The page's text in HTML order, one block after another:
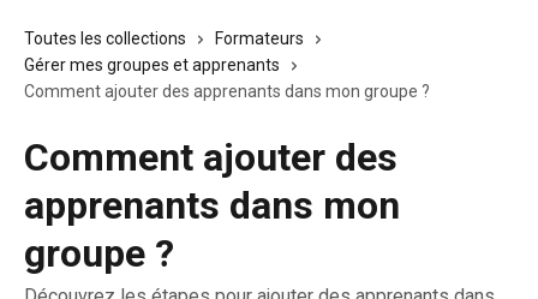
Toutes les collections
Formateurs
Gérer mes groupes et apprenants
Comment ajouter des apprenants dans mon groupe ?
Comment ajouter des
apprenants dans mon
groupe ?